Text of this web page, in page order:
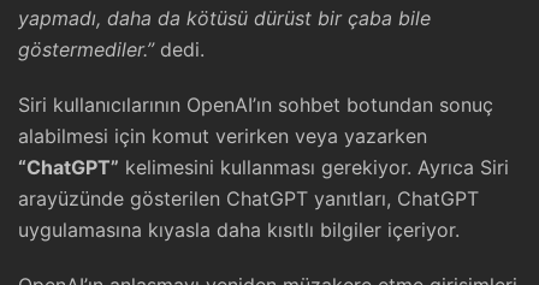
yapmadı, daha da kötüsü dürüst bir çaba bile
göstermediler.”dedi.
Siri kullanıcılarının OpenAI’ın sohbet botundan sonuç
alabilmesi için komut verirken veya yazarken
“ChatGPT” kelimesini kullanması gerekiyor. Ayrıca Siri
arayüzünde gösterilen ChatGPT yanıtları, ChatGPT
uygulamasına kıyasla daha kısıtlı bilgiler içeriyor.